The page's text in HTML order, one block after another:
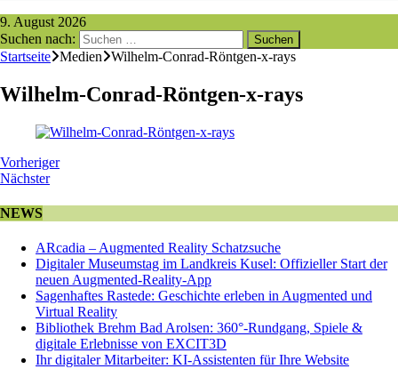
9. August 2026
Suchen nach:
Startseite Medien Wilhelm-Conrad-Röntgen-x-rays
Wilhelm-Conrad-Röntgen-x-rays
Vorheriger
Nächster
NEWS
ARcadia – Augmented Reality Schatzsuche
Digitaler Museumstag im Landkreis Kusel: Offizieller Start der
neuen Augmented-Reality-App
Sagenhaftes Rastede: Geschichte erleben in Augmented und
Virtual Reality
Bibliothek Brehm Bad Arolsen: 360°-Rundgang, Spiele &
digitale Erlebnisse von EXCIT3D
Ihr digitaler Mitarbeiter: KI-Assistenten für Ihre Website